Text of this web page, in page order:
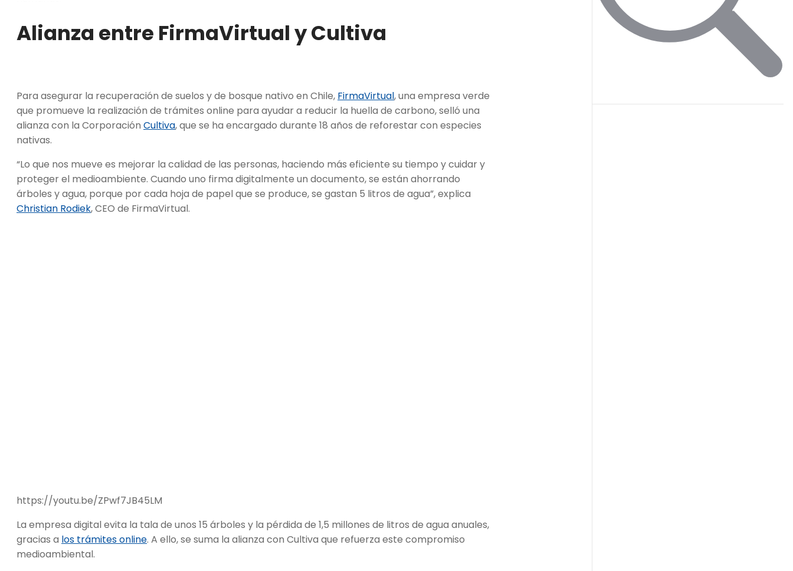
Alianza entre FirmaVirtual y Cultiva
Para asegurar la recuperación de suelos y de bosque nativo en Chile, FirmaVirtual, una empresa verde
que promueve la realización de trámites online para ayudar a reducir la huella de carbono, selló una
alianza con la Corporación Cultiva, que se ha encargado durante 18 años de reforestar con especies
nativas.
“Lo que nos mueve es mejorar la calidad de las personas, haciendo más eficiente su tiempo y cuidar y
proteger el medioambiente. Cuando uno firma digitalmente un documento, se están ahorrando
árboles y agua, porque por cada hoja de papel que se produce, se gastan 5 litros de agua”, explica
Christian Rodiek, CEO de FirmaVirtual.
https://youtu.be/ZPwf7JB45LM
La empresa digital evita la tala de unos 15 árboles y la pérdida de 1,5 millones de litros de agua anuales,
gracias a los trámites online. A ello, se suma la alianza con Cultiva que refuerza este compromiso
medioambiental.